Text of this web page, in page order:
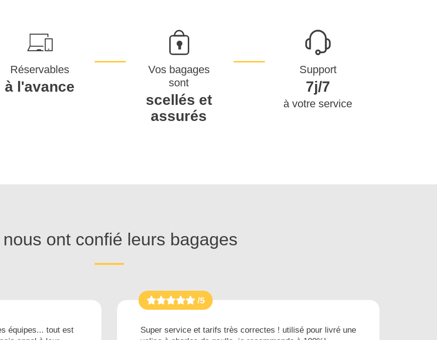
Réservables
à l'avance
Vos bagages
sont
scellés et
assurés
Support
7j/7
à votre service
nous ont confié leurs bagages
équipes... tout est
/5
Super service et tarifs très correctes ! utilisé pour livré une